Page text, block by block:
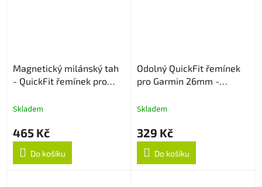
Magnetický milánský tah
- QuickFit řemínek pro
Skladem
465 Kč
Do košíku
Odolný QuickFit řemínek
pro Garmin 26mm -
Skladem
329 Kč
Do košíku